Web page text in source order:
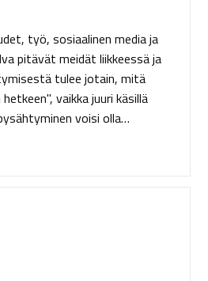
työ, sosiaalinen media ja
pitävät meidät liikkeessä ja
tulee jotain, mitä
vaikka juuri käsillä
voisi olla…